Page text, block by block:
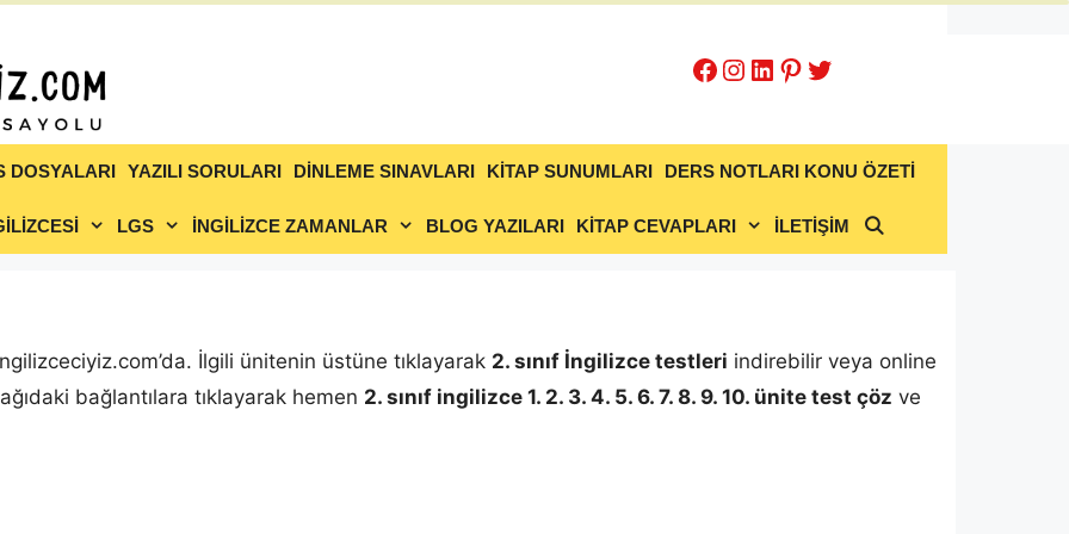
Facebook
Instagram
LinkedIn
Pinterest
Twitter
DOSYALARI YAZILI SORULARI DİNLEME SINAVLARI KİTAP SUNUMLARI DERS NOTLARI KONU ÖZETİ
LGS İNGİLİZCE ZAMANLAR BLOG YAZILARI KİTAP CEVAPLARI İLETİŞİM
İlgili ünitenin üstüne tıklayarak 2. sınıf İngilizce testleri indirebilir veya online
bağlantılara tıklayarak hemen 2. sınıf ingilizce 1. 2. 3. 4. 5. 6. 7. 8. 9. 10. ünite test çöz ve